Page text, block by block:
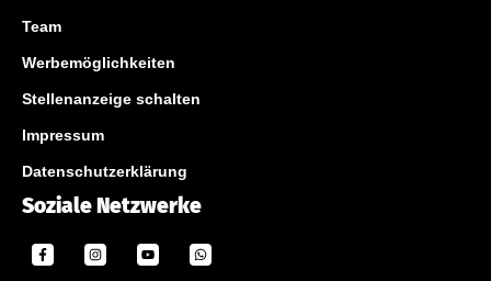
Team
Werbemöglichkeiten
Stellenanzeige schalten
Impressum
Datenschutzerklärung
Soziale Netzwerke